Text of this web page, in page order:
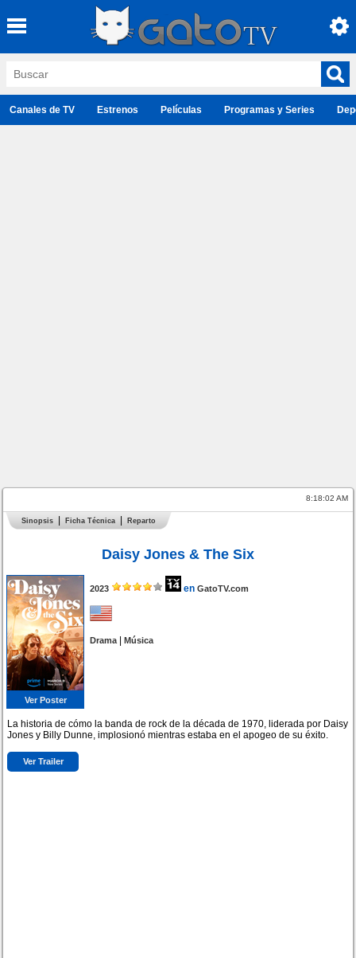
Canales de TV Estrenos Películas Programas y Series
8:18:02 AM
Sinopsis Ficha Técnica Reparto
Daisy Jones & The Six
Ver Poster
2023 en GatoTV.com
Drama|Música
La historia de cómo la banda de rock de la década de 1970, liderada por Daisy
Jones y Billy Dunne, implosionó mientras estaba en el apogeo de su éxito.
Ver Trailer